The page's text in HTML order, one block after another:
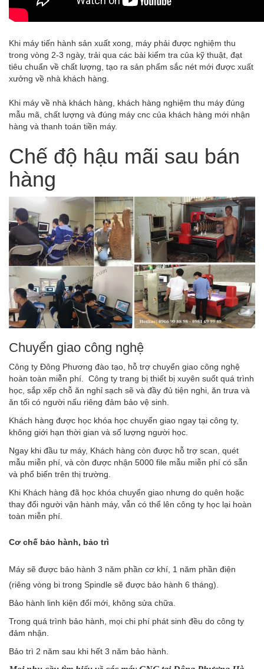
Khi máy tiến hành sản xuất xong, máy phải được nghiệm thu
trong vòng 2-3 ngày, trải qua các bài kiểm tra của kỹ thuật, đạt
tiêu chuẩn về chất lượng, tạo ra sản phẩm sắc nét mới được xuất
xưởng về nhà khách hàng.
Khi máy về nhà khách hàng, khách hàng nghiệm thu máy đúng
mẫu mã, chất lượng và đúng máy cnc của khách hàng mới nhận
hàng và thanh toán tiền máy.
Chế độ hậu mãi sau bán
hàng
Chuyển giao công nghệ
Công ty Đông Phương đào tạo, hỗ trợ chuyển giao công nghệ
hoàn toàn miễn phí. Công ty trang bị thiết bị xuyên suốt quá trình
học, sắp xếp chỗ ăn nghỉ sạch sẽ và đầy đủ tiện nghi, ăn trưa và
ăn tối có người nấu riêng đảm bảo vệ sinh.
Khách hàng được học khóa học chuyển giao ngay tại công ty,
không giới hạn thời gian và số lượng người học.
Ngay khi đầu tư máy, Khách hàng còn được hỗ trợ scan, quét
mẫu miễn phí, và còn được nhận 5000 file mẫu miễn phí có sẵn
và phổ biến trên thị trường.
Khi Khách hàng đã học khóa chuyển giao nhưng do quên hoặc
thay đổi người vận hành máy, vẫn có thể lên công ty học lại hoàn
toàn miễn phí.
Cơ chế bảo hành, bảo trì
Máy sẽ được bảo hành 3 năm phần cơ khí, 1 năm phần điện
(riêng vòng bi trong Spindle sẽ được bảo hành 6 tháng).
Bảo hành linh kiện đổi mới, không sửa chữa.
Trong quá trình bảo hành, mọi chi phí phát sinh đều do công ty
đảm nhận.
Bảo trì 2 năm sau khi hết 3 năm bảo hành.